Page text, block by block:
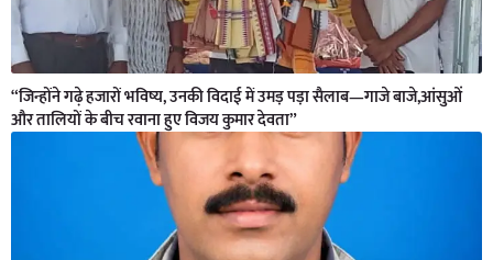
“जिन्होंने गढ़े हजारों भविष्य, उनकी विदाई में उमड़ पड़ा सैलाब—गाजे बाजे,आंसुओं
और तालियों के बीच रवाना हुए विजय कुमार देवता”